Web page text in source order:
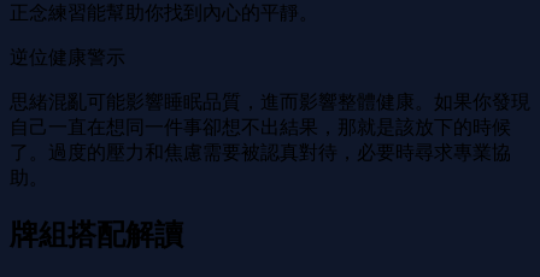
正念練習能幫助你找到內心的平靜。
逆位健康警示
思緒混亂可能影響睡眠品質，進而影響整體健康。如果你發現
自己一直在想同一件事卻想不出結果，那就是該放下的時候
了。過度的壓力和焦慮需要被認真對待，必要時尋求專業協
助。
牌組搭配解讀